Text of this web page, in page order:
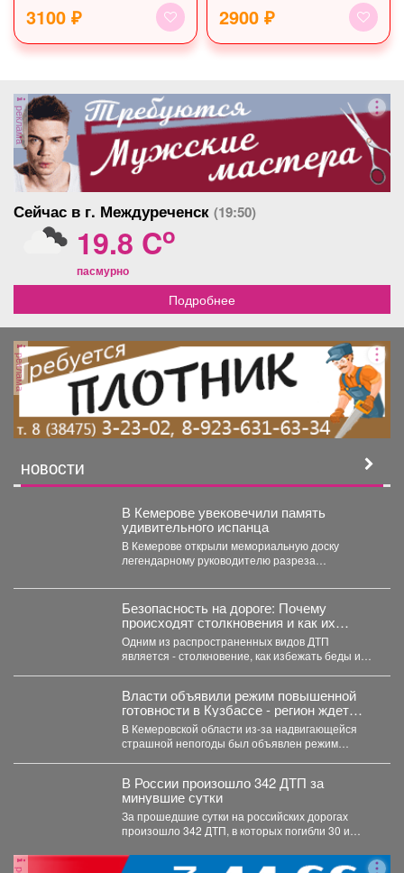
3100 ₽ 2900 ₽
реклама
Сейчас в г. Междуреченск (19:50)
19.8 Co
пасмурно
Подробнее
реклама
НОВОСТИ
В Кемерове увековечили память
удивительного испанца
В Кемерове открыли мемориальную доску
легендарному руководителю разреза
который стал...
Безопасность на дороге: Почему
происходят столкновения и как их
избежать?
Одним из распространенных видов ДТП
является - столкновение, как избежать беды и
Власти объявили режим повышенной
готовности в Кузбассе - регион ждет
удар стихии
В Кемеровской области из-за надвигающейся
страшной непогоды был объявлен режим
В России произошло 342 ДТП за
минувшие сутки
За прошедшие сутки на российских дорогах
произошло 342 ДТП, в которых погибли 30 и